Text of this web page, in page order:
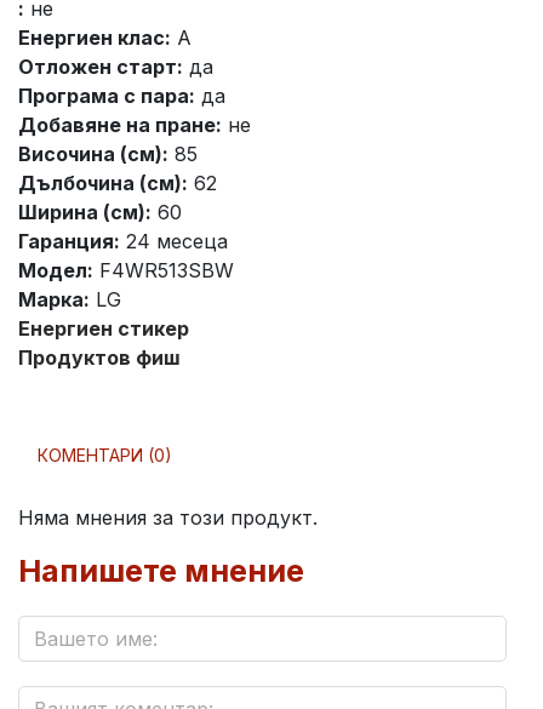
: не
Енергиен клас: A
Отложен старт: да
Програма с пара: да
Добавяне на пране: не
Височина (см): 85
Дълбочина (см): 62
Ширина (см): 60
Гаранция: 24 месеца
Модел: F4WR513SBW
Марка: LG
Енергиен стикер
Продуктов фиш
КОМЕНТАРИ (0)
Няма мнения за този продукт.
Напишете мнение